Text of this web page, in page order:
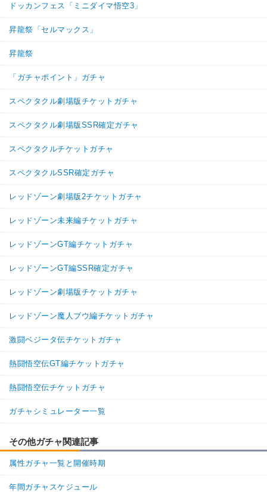
ドッカンフェス「ミニダイマ悟空3」
昇龍祭「セルマックス」
昇龍祭
「ガチャポイント」ガチャ
スペクタクル劇場版チケットガチャ
スペクタクル劇場版SSR確定ガチャ
スペクタクルチケットガチャ
スペクタクルSSR確定ガチャ
レッドゾーン劇場版2チケットガチャ
レッドゾーン未来編チケットガチャ
レッドゾーンGT編チケットガチャ
レッドゾーンGT編SSR確定ガチャ
レッドゾーン劇場版チケットガチャ
レッドゾーン魔人ブウ編チケットガチャ
激闘ベジータ伝チケットガチャ
熱闘悟空伝GT編チケットガチャ
熱闘悟空伝チケットガチャ
ガチャシミュレーター一覧
その他ガチャ関連記事
属性ガチャ一覧と開催時期
年間ガチャスケジュール